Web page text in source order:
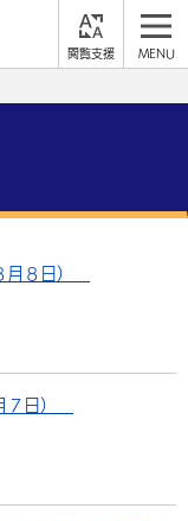
白
フラ
月８日）
７日）